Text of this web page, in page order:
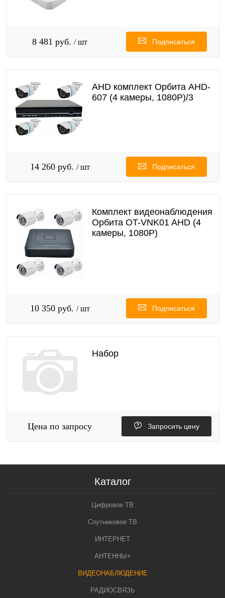
8 481 руб. / шт Подписаться
AHD комплект Орбита AHD-
607 (4 камеры, 1080Р)/3
14 260 руб. / шт Подписаться
Комплект видеонаблюдения
Орбита OT-VNK01 AHD (4
камеры, 1080P)
10 350 руб. / шт Подписаться
Набор
Цена по запросу Запросить цену
Каталог
Цифровое ТВ
Спутниковое ТВ
ИНТЕРНЕТ
АНТЕННЫ+
ВИДЕОНАБЛЮДЕНИЕ
РАДИОСВЯЗЬ